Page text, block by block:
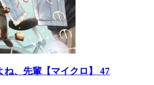
ね、先輩【マイクロ】 47